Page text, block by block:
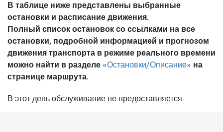
В таблице ниже представлены выбранные
остановки и расписание движения.
Полный список остановок со ссылками на все
остановки, подробной информацией и прогнозом
движения транспорта в режиме реального времени
можно найти в разделе «Остановки/Описание» на
странице маршрута.
В этот день обслуживание не предоставляется.